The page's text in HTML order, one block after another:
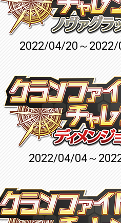
2022/04/20～
2022/04/04～